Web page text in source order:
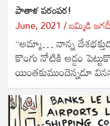
పాతాళ పరంపర!
June, 2021 బ‌మ్మిడి
“అమ్మా… నాన్న
కొంగు నోటికి అడ్డం
యింతకుముందెన్నడూ